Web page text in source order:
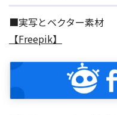
■実写とベクター素材
【Freepik】